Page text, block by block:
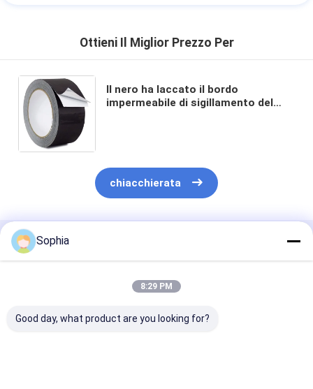
Ottieni Il Miglior Prezzo Per
Il nero ha laccato il bordo
impermeabile di sigillamento del
chiacchierata
Prodotti Raccomandati
Sophia
8:29 PM
Good day, what product are you looking for?